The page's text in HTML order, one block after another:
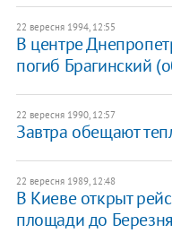
22 вересня 1994, 12:55
В центре
погиб Брагинский
22 вересня 1990, 12:57
Завтра обещают
22 вересня 1989, 12:48
В Киеве открыт
площади до